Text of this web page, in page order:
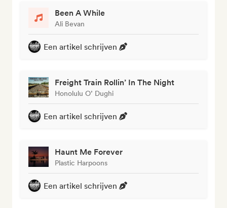
Been A While
Ali Bevan
Een artikel schrijven
Freight Train Rollin’ In The Night
Honolulu O’ Dughi
Een artikel schrijven
Haunt Me Forever
Plastic Harpoons
Een artikel schrijven